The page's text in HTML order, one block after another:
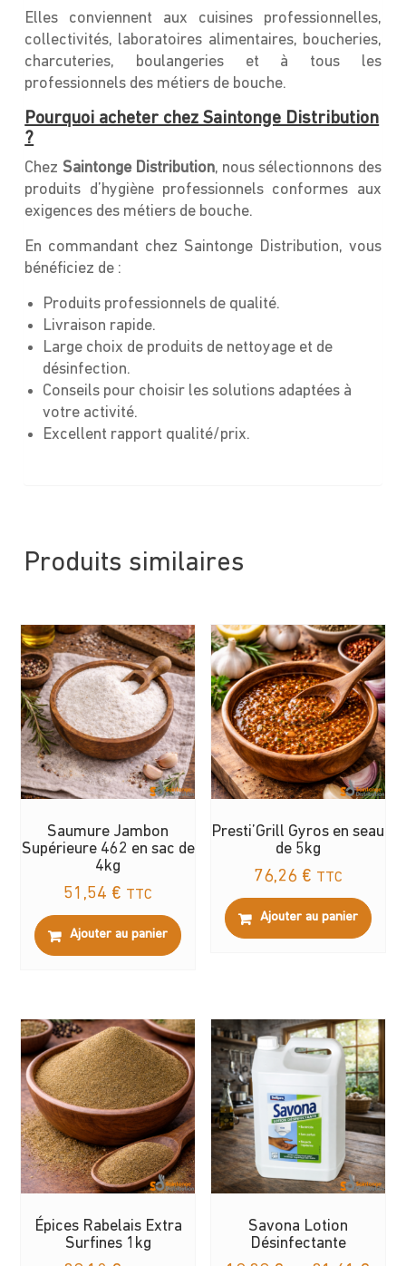
Elles conviennent aux cuisines professionnelles,
collectivités, laboratoires alimentaires, boucheries,
charcuteries, boulangeries et à tous les
professionnels des métiers de bouche.
Pourquoi acheter chez Saintonge Distribution
?
Chez Saintonge Distribution, nous sélectionnons des
produits d’hygiène professionnels conformes aux
exigences des métiers de bouche.
En commandant chez Saintonge Distribution, vous
bénéficiez de :
Produits professionnels de qualité.
Livraison rapide.
Large choix de produits de nettoyage et de
désinfection.
Conseils pour choisir les solutions adaptées à
votre activité.
Excellent rapport qualité/prix.
Produits similaires
Saumure Jambon
Supérieure 462 en sac de
4kg
51,54 € TTC
Ajouter au panier
Presti’Grill Gyros en seau
de 5kg
76,26 € TTC
Ajouter au panier
Épices Rabelais Extra
Surfines 1kg
Savona Lotion
Désinfectante